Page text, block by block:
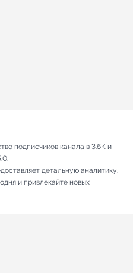
подписчиков канала в 3.6K и
детальную аналитику.
и привлекайте новых